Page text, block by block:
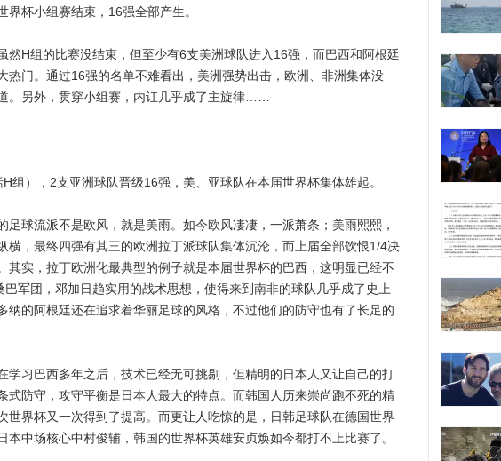
杯小组赛结束，16强全部产生。
H组的比赛没结束，但至少有6支美洲球队进入16强，而巴西和阿根廷
热门。通过16强的名单不难看出，美洲强势出击，欧洲、非洲集体没
。另外，贯穿小组赛，内讧几乎成了主旋律……
），2支亚洲球队晋级16强，美、亚球队在本届世界杯集体雄起。
球流派不是欧风，就是美雨。如今欧风凄凄，一派萧条；美雨熙熙，
横，最终四强有其三的欧洲拉丁派球队集体沉沦，而上届全部饮恨1/4决
其实，拉丁欧洲化最典型的例子就是本届世界杯的巴西，这明显已经不
巴军团，邓加日趋实用的战术思想，使得来到南非的球队几乎成了史上
纳的阿根廷还在追求着华丽足球的风格，不过他们的防守也有了长足的
习巴西多年之后，技术已经无可挑剔，但精明的日本人又让自己的打
式防守，攻守平衡是日本人最大的特点。而韩国人历来崇尚跑不死的精
世界杯又一次得到了提高。而更让人吃惊的是，日韩足球队在德国世界
本中场核心中村俊辅，韩国的世界杯英雄安贞焕如今都打不上比赛了。